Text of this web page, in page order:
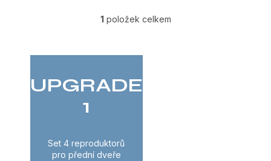
O
V
Á
1 položek celkem
UPGRADE
1
Set 4 reproduktorů
pro přední dveře